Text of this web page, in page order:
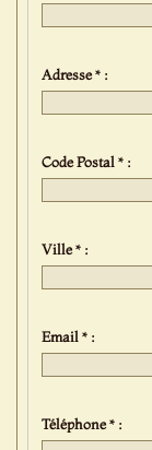
Adresse * :
Code Postal * :
Ville * :
Email * :
Téléphone * :